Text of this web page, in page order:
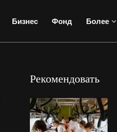
Бизнес Фонд Более
Рекомендовать